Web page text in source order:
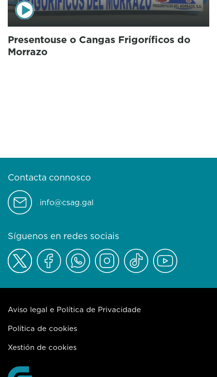
Presentouse o Cangas Frigoríficos do
Morrazo
Contacta connosco
info@csag.gal
Síguenos en redes sociais
Aviso legal e Política de Privacidade
Política de cookies
Xestión de cookies